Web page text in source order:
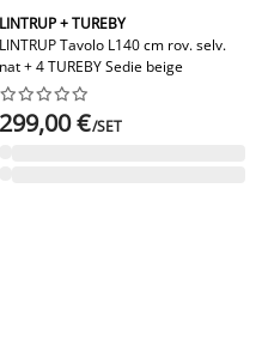
LINTRUP + TUREBY
LINTRUP Tavolo L140 cm rov. selv.
nat + 4 TUREBY Sedie beige






299,00 €/SET